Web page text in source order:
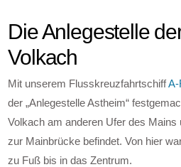
Die Anlegestelle
Volkach
Mit unserem FlusskreuzfahrtschiffA-
der „Anlegestelle Astheim“
Volkach am anderen Ufer des Mains
zur Mainbrücke befindet. Von hier
zu Fuß bis in das Zentrum.